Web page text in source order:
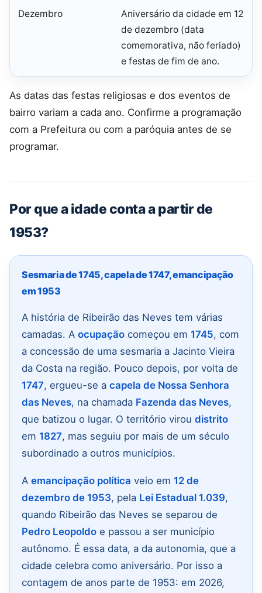
Dezembro
Aniversário da cidade em 12
de dezembro (data
comemorativa, não feriado)
e festas de fim de ano.
As datas das festas religiosas e dos eventos de
bairro variam a cada ano. Confirme a programação
com a Prefeitura ou com a paróquia antes de se
programar.
Por que a idade conta a partir de
1953?
Sesmaria de 1745, capela de 1747, emancipação
em 1953
A história de Ribeirão das Neves tem várias
camadas. A ocupação começou em 1745, com
a concessão de uma sesmaria a Jacinto Vieira
da Costa na região. Pouco depois, por volta de
1747, ergueu-se a capela de Nossa Senhora
das Neves, na chamada Fazenda das Neves,
que batizou o lugar. O território virou distrito
em 1827, mas seguiu por mais de um século
subordinado a outros municípios.
A emancipação política veio em 12 de
dezembro de 1953, pela Lei Estadual 1.039,
quando Ribeirão das Neves se separou de
Pedro Leopoldo e passou a ser município
autônomo. É essa data, a da autonomia, que a
cidade celebra como aniversário. Por isso a
contagem de anos parte de 1953: em 2026,